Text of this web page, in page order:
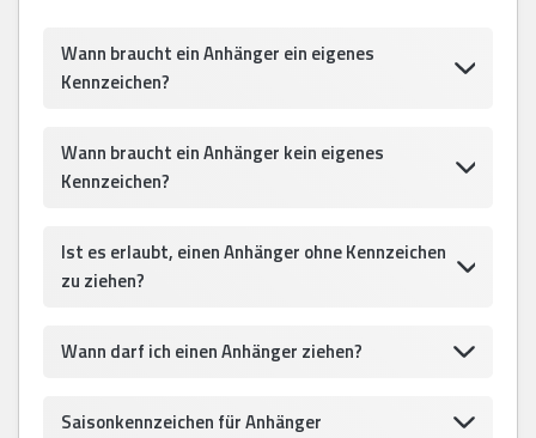
Wann braucht ein Anhänger ein eigenes
Kennzeichen?
Wann braucht ein Anhänger kein eigenes
Kennzeichen?
Ist es erlaubt, einen Anhänger ohne Kennzeichen
zu ziehen?
Wann darf ich einen Anhänger ziehen?
Saisonkennzeichen für Anhänger